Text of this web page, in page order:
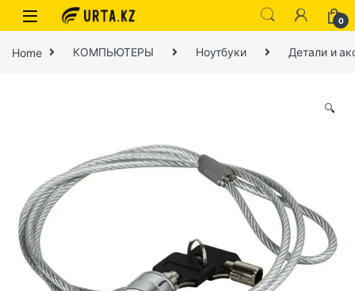
0
Home КОМПЬЮТЕРЫ Ноутбуки Детали и
🔍